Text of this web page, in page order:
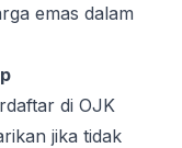
emas dalam
di OJK
jika tidak